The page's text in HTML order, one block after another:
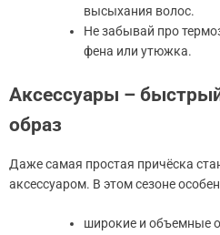
высыхания волос.
Не забывай про
фена или утюжка.
Аксессуары –
образ
Даже самая простая причёска
аксессуаром. В этом сезоне
широкие и объемные